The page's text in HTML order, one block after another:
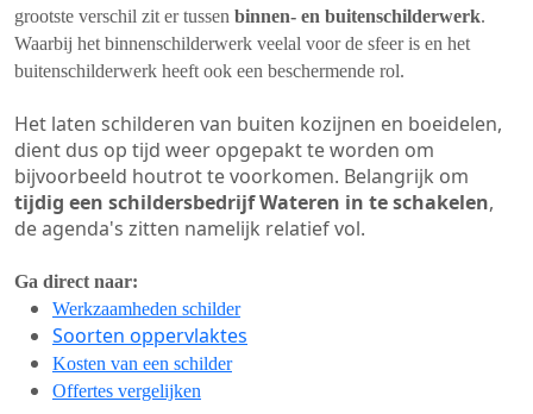
grootste verschil zit er tussen binnen- en buitenschilderwerk.
Waarbij het binnenschilderwerk veelal voor de sfeer is en het
buitenschilderwerk heeft ook een beschermende rol.
Het laten schilderen van buiten kozijnen en boeidelen,
dient dus op tijd weer opgepakt te worden om
bijvoorbeeld houtrot te voorkomen. Belangrijk om
tijdig een schildersbedrijf Wateren in te schakelen,
de agenda's zitten namelijk relatief vol.
Ga direct naar:
Werkzaamheden schilder
Soorten oppervlaktes
Kosten van een schilder
Offertes vergelijken